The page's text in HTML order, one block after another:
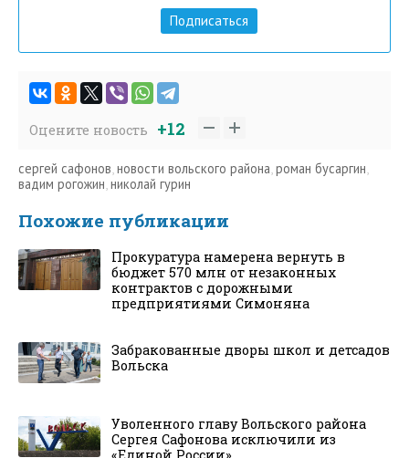
Подписаться
Оцените новость +12
сергей сафонов,новости вольского района,роман бусаргин,
вадим рогожин,николай гурин
Похожие публикации
Прокуратура намерена вернуть в
бюджет 570 млн от незаконных
контрактов с дорожными
предприятиями Симоняна
Забракованные дворы школ и детсадов
Вольска
Уволенного главу Вольского района
Сергея Сафонова исключили из